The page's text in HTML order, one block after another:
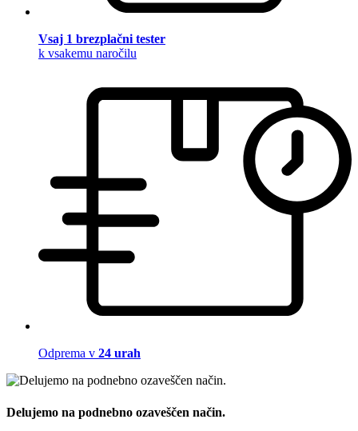
Vsaj 1 brezplačni tester
k vsakemu naročilu
Odprema v 24 urah
Delujemo na podnebno ozaveščen način.